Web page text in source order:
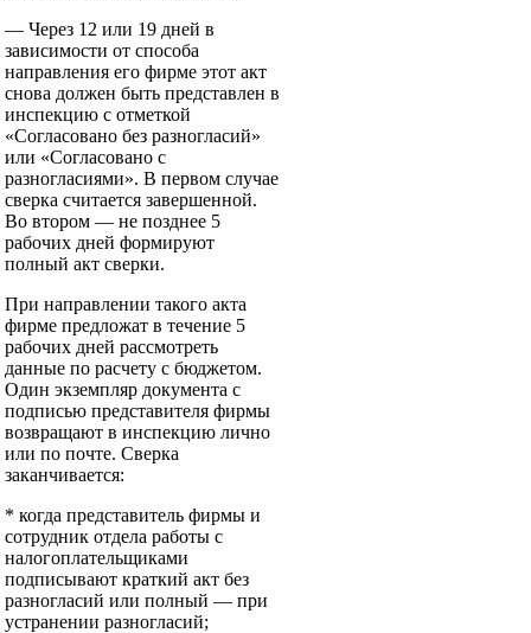
— Через 12 или 19 дней в
зависимости от способа
направления его фирме этот акт
снова должен быть представлен в
инспекцию с отметкой
«Согласовано без разногласий»
или «Согласовано с
разногласиями». В первом случае
сверка считается завершенной.
Во втором — не позднее 5
рабочих дней формируют
полный акт сверки.
При направлении такого акта
фирме предложат в течение 5
рабочих дней рассмотреть
данные по расчету с бюджетом.
Один экземпляр документа с
подписью представителя фирмы
возвращают в инспекцию лично
или по почте. Сверка
заканчивается:
* когда представитель фирмы и
сотрудник отдела работы с
налогоплательщиками
подписывают краткий акт без
разногласий или полный — при
устранении разногласий;